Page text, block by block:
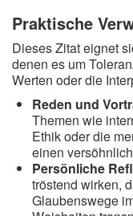
Praktische
Dieses Zitat eignet
denen es um
Werten oder die
Reden und
Themen wie
Ethik oder die
einen
Persönliche
tröstend wirken,
Glaubenswege